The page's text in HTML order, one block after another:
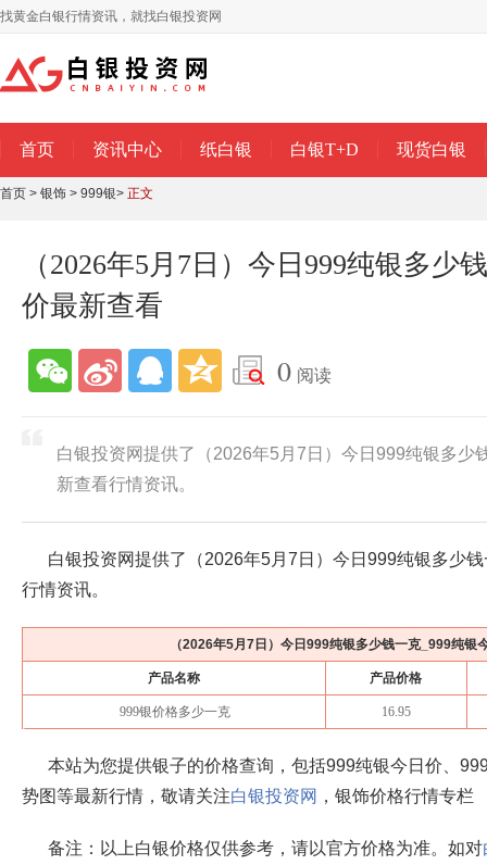
找黄金白银行情资讯，就找白银投资网
首页 资讯中心 纸白银 白银T+D 现货白银
首页 > 银饰 > 999银> 正文
（2026年5月7日）今日999纯银多少
价最新查看
0 阅读
白银投资网提供了（2026年5月7日）今日999纯银多少
新查看行情资讯。
白银投资网提供了（2026年5月7日 ）今日999纯银多少
行情资讯。
（2026年5月7日 ）今日999纯银多少钱一克_999纯银
产品名称 产品价格
999银价格多少一克 16.95
本站为您提供银子的价格查询，包括999纯银今日价、
势图等最新行情，敬请关注白银投资网 ，银饰价格行情专栏
备注：以上白银价格仅供参考，请以官方价格为准。如对